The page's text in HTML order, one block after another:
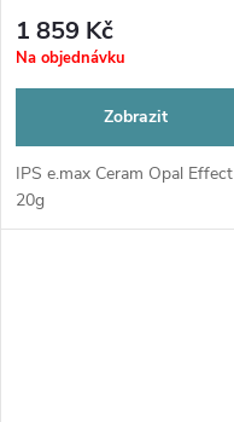
1 859 Kč
Na objednávku
Zobrazit
IPS e.max Ceram Opal Effect
20g